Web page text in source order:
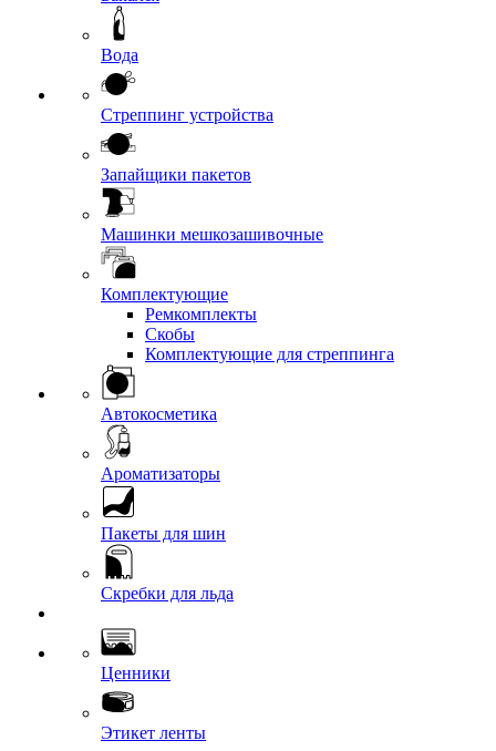
Вода
Стреппинг устройства
Запайщики пакетов
Машинки мешкозашивочные
Комплектующие
Ремкомплекты
Скобы
Комплектующие для стреппинга
Автокосметика
Ароматизаторы
Пакеты для шин
Скребки для льда
Ценники
Этикет ленты